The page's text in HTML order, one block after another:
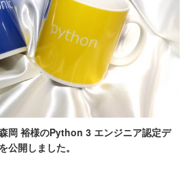
岡 裕様のPython 3 エンジニア認定デ
公開しました。